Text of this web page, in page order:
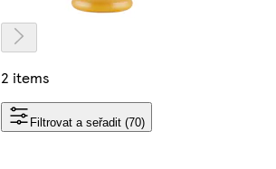
2 items
Filtrovat a seřadit (70)